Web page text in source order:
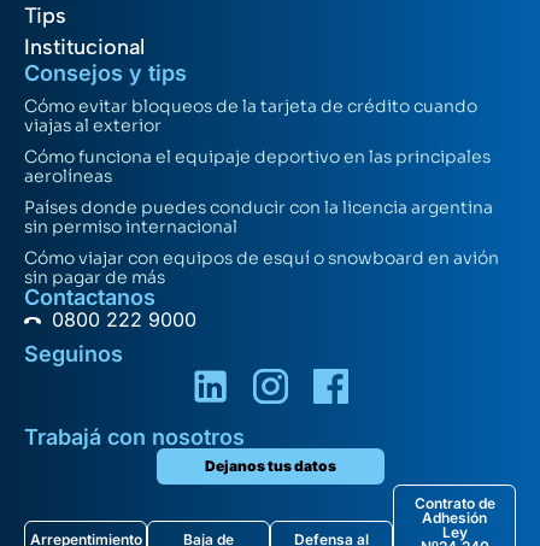
Tips
Institucional
Consejos y tips
Cómo evitar bloqueos de la tarjeta de crédito cuando
viajas al exterior
Cómo funciona el equipaje deportivo en las principales
aerolíneas
Países donde puedes conducir con la licencia argentina
sin permiso internacional
Cómo viajar con equipos de esquí o snowboard en avión
sin pagar de más
Contactanos
0800 222 9000
Seguinos
Trabajá con nosotros
Dejanos tus datos
Arrepentimiento
Baja de
Defensa al
Contrato de
Adhesión
Ley